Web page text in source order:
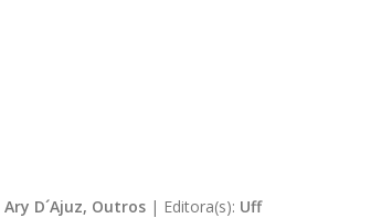
Ary D´Ajuz, Outros| Editora(s): Uff